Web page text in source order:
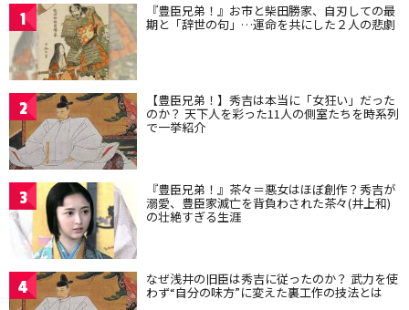
1 『豊臣兄弟！』お市と柴田勝家、自刃しての最
期と「辞世の句」…運命を共にした２人の悲劇
2 【豊臣兄弟！】秀吉は本当に「女狂い」だった
のか？ 天下人を彩った11人の側室たちを時系列
で一挙紹介
3 『豊臣兄弟！』茶々＝悪女はほぼ創作？秀吉が
溺愛、豊臣家滅亡を背負わされた茶々(井上和)
の壮絶すぎる生涯
4 なぜ浅井の旧臣は秀吉に従ったのか？ 武力を使
わず“自分の味方”に変えた裏工作の技法とは